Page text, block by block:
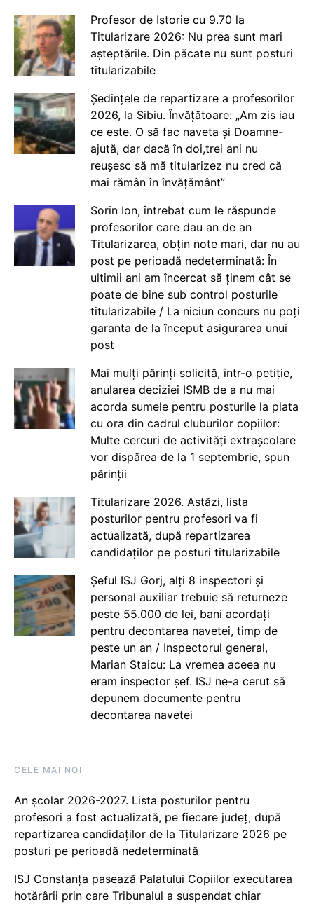
Profesor de Istorie cu 9.70 la
Titularizare 2026: Nu prea sunt mari
așteptările. Din păcate nu sunt posturi
titularizabile
Ședințele de repartizare a profesorilor
2026, la Sibiu. Învățătoare: „Am zis iau
ce este. O să fac naveta și Doamne-
ajută, dar dacă în doi,trei ani nu
reușesc să mă titularizez nu cred că
mai rămân în învățământ”
Sorin Ion, întrebat cum le răspunde
profesorilor care dau an de an
Titularizarea, obțin note mari, dar nu au
post pe perioadă nedeterminată: În
ultimii ani am încercat să ținem cât se
poate de bine sub control posturile
titularizabile / La niciun concurs nu poți
garanta de la început asigurarea unui
post
Mai mulți părinți solicită, într-o petiție,
anularea deciziei ISMB de a nu mai
acorda sumele pentru posturile la plata
cu ora din cadrul cluburilor copiilor:
Multe cercuri de activități extrașcolare
vor dispărea de la 1 septembrie, spun
părinții
Titularizare 2026. Astăzi, lista
posturilor pentru profesori va fi
actualizată, după repartizarea
candidaților pe posturi titularizabile
Șeful ISJ Gorj, alți 8 inspectori și
personal auxiliar trebuie să returneze
peste 55.000 de lei, bani acordați
pentru decontarea navetei, timp de
peste un an / Inspectorul general,
Marian Staicu: La vremea aceea nu
eram inspector șef. ISJ ne-a cerut să
depunem documente pentru
decontarea navetei
CELE MAI NOI
An școlar 2026-2027. Lista posturilor pentru
profesori a fost actualizată, pe fiecare județ, după
repartizarea candidaților de la Titularizare 2026 pe
posturi pe perioadă nedeterminată
ISJ Constanța pasează Palatului Copiilor executarea
hotărârii prin care Tribunalul a suspendat chiar